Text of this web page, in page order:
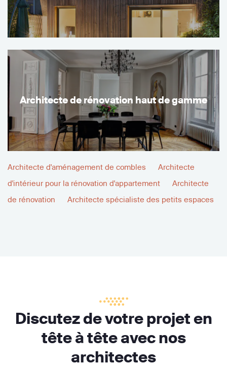
Architecte de rénovation haut de gamme
Architecte d'aménagement de combles
Architecte
d'intérieur pour la rénovation d'appartement
Architecte
de rénovation
Architecte spécialiste des petits espaces
Discutez de votre projet en
tête à tête avec nos
architectes